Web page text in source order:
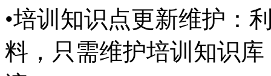
•培训知识点更新维护
料，只需维护培训知识